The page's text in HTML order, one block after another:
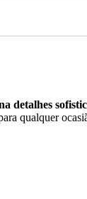
detalhes
qualquer